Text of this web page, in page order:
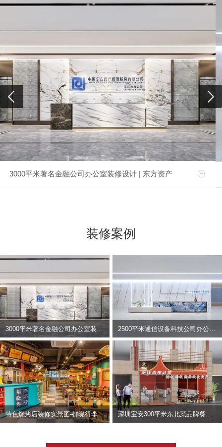
3000平米著名金融公司办公室装修设计 | 东方资产
装修案例
2500平米通信设备科技公司办公室设计 | 宇泰科技
特色烧烤店装修实景图-都晓得李不管